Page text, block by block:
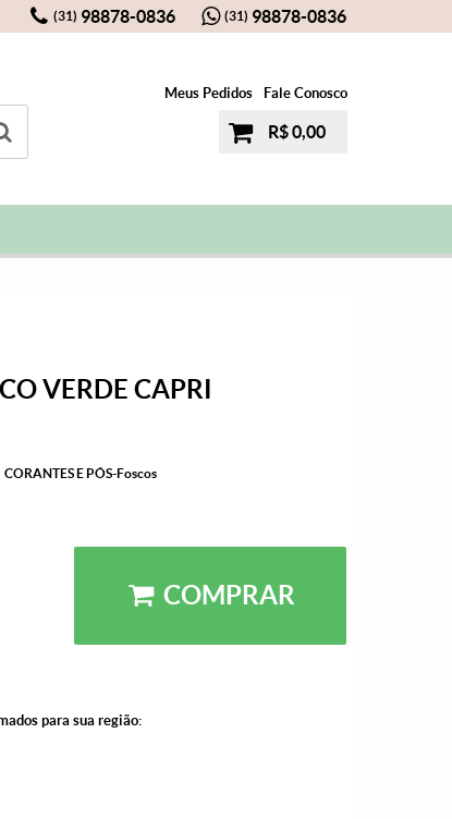
(31) 98878-0836 (31) 98878-0836
Meus Pedidos Fale Conosco
R$ 0,00
VERDE CAPRI
CORANTES E PÓS-Foscos
COMPRAR
para sua região: